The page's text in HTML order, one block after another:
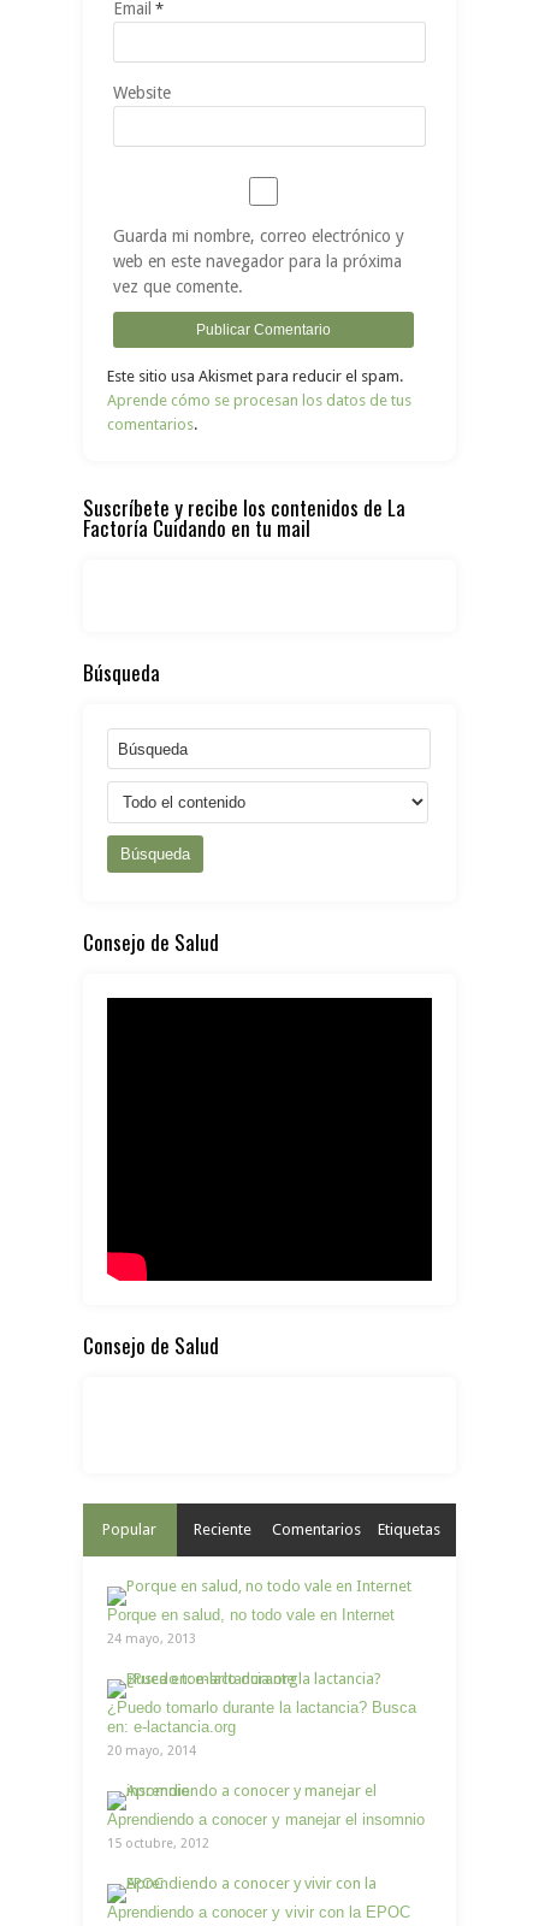
Email *
Website
Guarda mi nombre, correo electrónico y
web en este navegador para la próxima
vez que comente.
Este sitio usa Akismet para reducir el spam.
Aprende cómo se procesan los datos de tus
comentarios.
Suscríbete y recibe los contenidos de La
Factoría Cuidando en tu mail
Búsqueda
Búsqueda
Consejo de Salud
Consejo de Salud
Popular Reciente Comentarios Etiquetas
Porque en salud, no todo vale en Internet
24 mayo, 2013
¿Puedo tomarlo durante la lactancia? Busca
en: e-lactancia.org
20 mayo, 2014
Aprendiendo a conocer y manejar el insomnio
15 octubre, 2012
Aprendiendo a conocer y vivir con la EPOC